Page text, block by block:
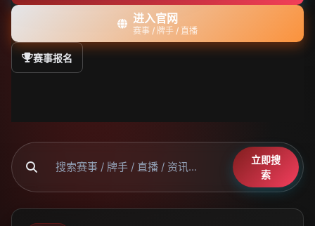
进入官网
赛事 / 牌手 / 直播
赛事报名
立即搜
索